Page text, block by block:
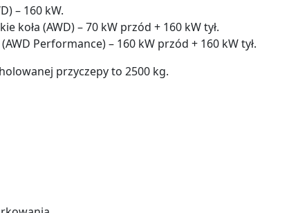
– 160 kW.
koła (AWD) – 70 kW przód + 160 kW tył.
Performance) – 160 kW przód + 160 kW tył.
przyczepy to 2500 kg.